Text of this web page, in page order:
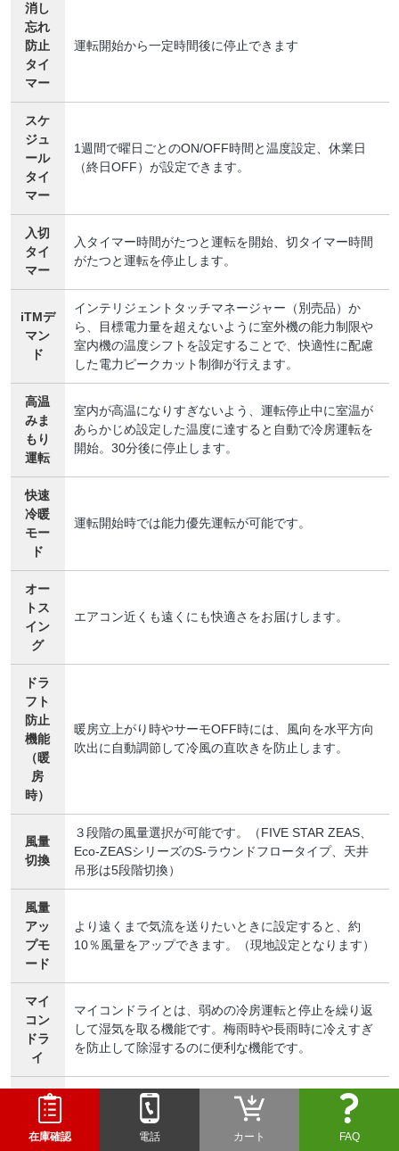
消し
忘れ
防止
タイ
マー
運転開始から一定時間後に停止できます
スケ
ジュ
ール
タイ
マー
1週間で曜日ごとのON/OFF時間と温度設定、休業日
（終日OFF）が設定できます。
入切
タイ
マー
入タイマー時間がたつと運転を開始、切タイマー時間
がたつと運転を停止します。
iTMデ
マン
ド
インテリジェントタッチマネージャー（別売品）か
ら、目標電力量を超えないように室外機の能力制限や
室内機の温度シフトを設定することで、快適性に配慮
した電力ピークカット制御が行えます。
高温
みま
もり
運転
室内が高温になりすぎないよう、運転停止中に室温が
あらかじめ設定した温度に達すると自動で冷房運転を
開始。30分後に停止します。
快速
冷暖
モー
ド
運転開始時では能力優先運転が可能です。
オー
トス
イン
グ
エアコン近くも遠くにも快適さをお届けします。
ドラ
フト
防止
機能
（暖
房
時）
暖房立上がり時やサーモOFF時には、風向を水平方向
吹出に自動調節して冷風の直吹きを防止します。
風量
切換
３段階の風量選択が可能です。（FIVE STAR ZEAS、
Eco-ZEASシリーズのS-ラウンドフロータイプ、天井
吊形は5段階切換）
風量
アッ
プモ
ード
より遠くまで気流を送りたいときに設定すると、約
10％風量をアップできます。（現地設定となります）
マイ
コン
ドラ
イ
マイコンドライとは、弱めの冷房運転と停止を繰り返
して湿気を取る機能です。梅雨時や長雨時に冷えすぎ
を防止して除湿するのに便利な機能です。
2セレ
クト
サー
室内機と別売のワイヤードリモコンにサーモセンサー
を採用。居住空間に近いところでの温度検知が可能と
なり、快適性がさらに高まりました。
在庫確認 電話 カート FAQ